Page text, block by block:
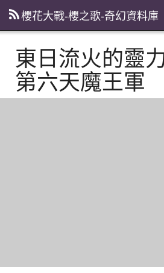
櫻花大戰-櫻之歌-奇幻資料庫
東日流火的靈
第六天魔王軍